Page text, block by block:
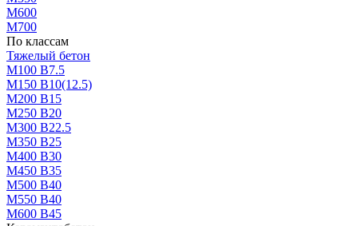
М600
М700
По классам
Тяжелый бетон
М100 В7.5
М150 В10(12.5)
М200 В15
М250 В20
М300 В22.5
М350 В25
М400 В30
М450 В35
М500 В40
М550 В40
М600 В45